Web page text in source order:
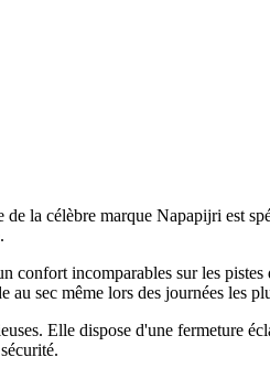
la célèbre marque Napapijri est
incomparables sur les
sec même lors des journées les
Elle dispose d'une fermeture